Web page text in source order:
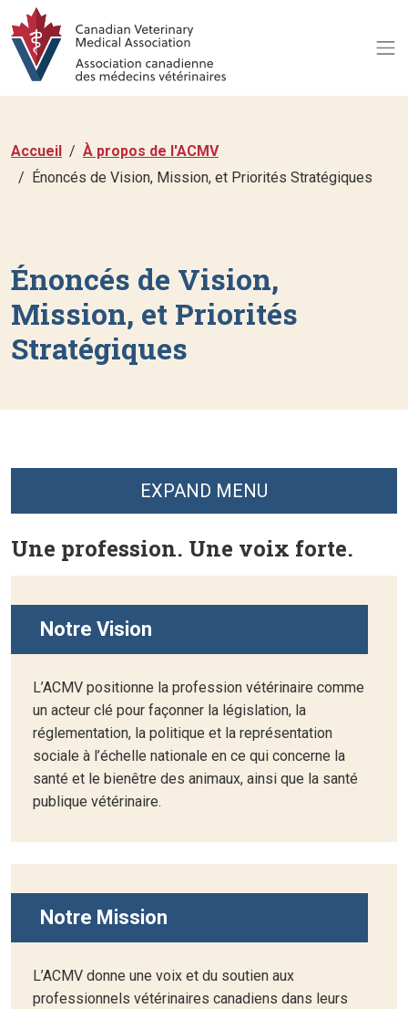
Accueil
À propos de l'ACMV
Énoncés de Vision, Mission, et Priorités Stratégiques
Énoncés de Vision,
Mission, et Priorités
Stratégiques
Une profession. Une voix forte.
Notre Vision
L’ACMV positionne la profession vétérinaire comme
un acteur clé pour façonner la législation, la
réglementation, la politique et la représentation
sociale à l’échelle nationale en ce qui concerne la
santé et le bienêtre des animaux, ainsi que la santé
publique vétérinaire.
Notre Mission
L’ACMV donne une voix et du soutien aux
professionnels vétérinaires canadiens dans leurs
EXPAND MENU